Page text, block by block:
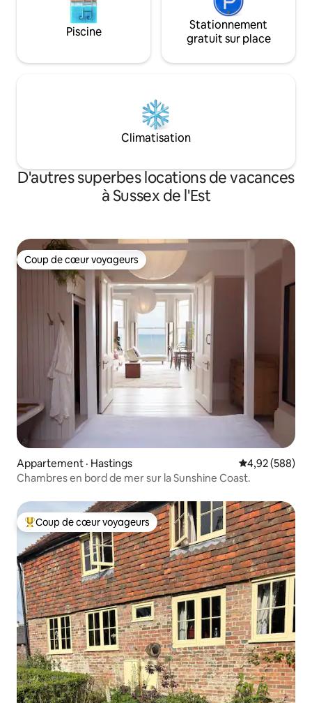
Piscine
Stationnement
gratuit sur place
Climatisation
D'autres superbes locations de vacances
à Sussex de l'Est
Coup de cœur voyageurs
Coup de cœur voyageurs
Appartement · Hastings Note
4,92 (588)
Chambres en bord de mer sur la Sunshine Coast.
Coup de cœur voyageurs parmi les plus aimés
Coup de cœur voyageurs